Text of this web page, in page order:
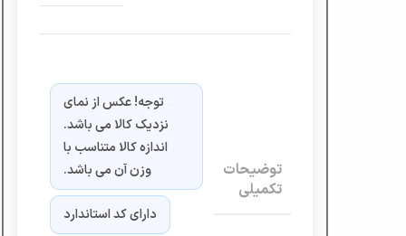
توضیحات
تکمیلی
توجه! عکس از نمای
نزدیک کالا می باشد.
اندازه کالا متناسب با
وزن آن می باشد.
دارای کد استاندارد